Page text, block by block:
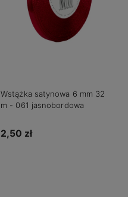
Wstążka satynowa 6 mm 32
m - 061 jasnobordowa
2,50 zł